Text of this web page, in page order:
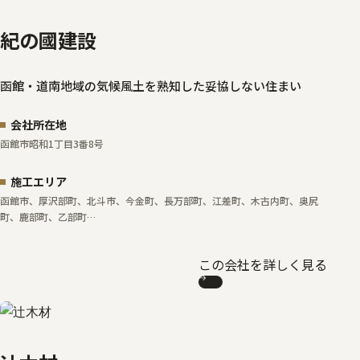
紀の國建設
函館・道南地域の気候風土を熟知した妥協しない住まい
会社所在地
函館市昭和1丁目3番8号
施工エリア
函館市、厚沢部町、北斗市、今金町、長万部町、江差町、木古内町、奥尻
町、鹿部町、乙部町…
この会社を詳しく見る